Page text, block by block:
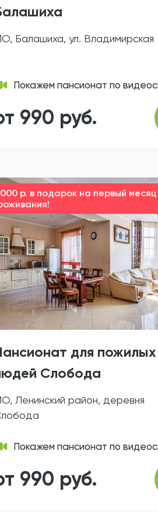
Балашиха, ул. Владимирская
Покажем пансионат по
990 руб.
р. в подарок на первый месяц
для пожилых
Слобода
Ленинский район, деревня
Покажем пансионат по
990 руб.